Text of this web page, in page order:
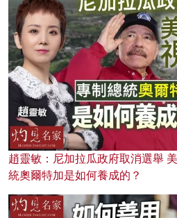
趙靈敏：尼加拉瓜政府取消選舉
統奧爾特加是如何養成的？